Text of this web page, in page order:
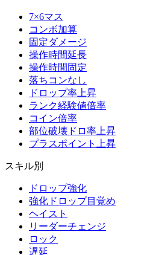
7×6マス
コンボ加算
固定ダメージ
操作時間延長
操作時間固定
落ちコンなし
ドロップ率上昇
ランク経験値倍率
コイン倍率
部位破壊ドロ率上昇
プラスポイント上昇
スキル別
ドロップ強化
強化ドロップ目覚め
ヘイスト
リーダーチェンジ
ロック
遅延